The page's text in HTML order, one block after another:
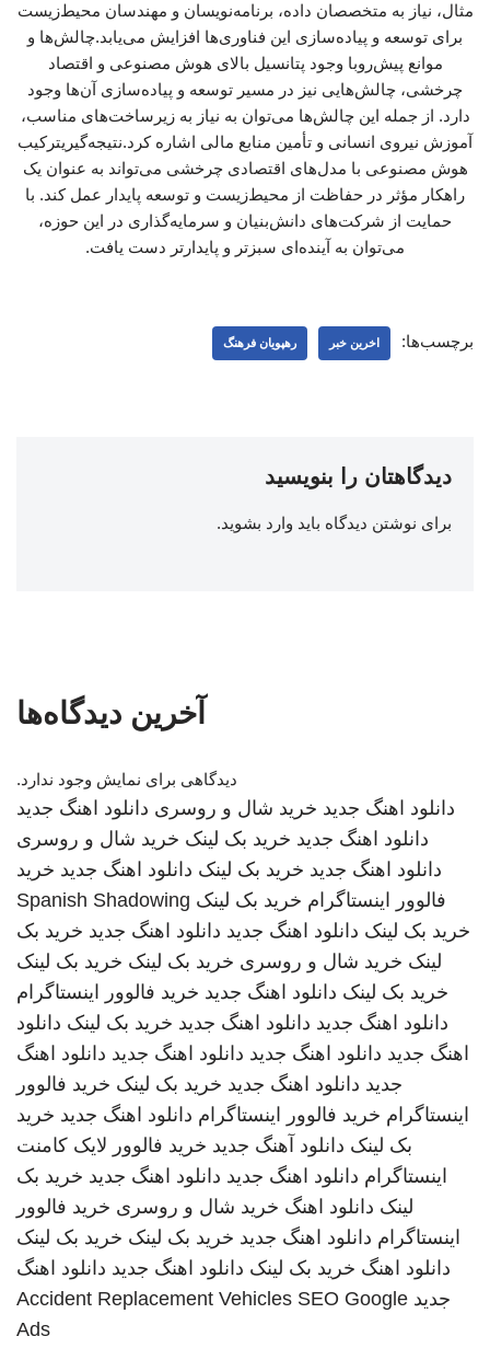
مثال، نیاز به متخصصان داده، برنامه‌نویسان و مهندسان محیط‌زیست
برای توسعه و پیاده‌سازی این فناوری‌ها افزایش می‌یابد.چالش‌ها و
موانع پیش‌روبا وجود پتانسیل بالای هوش مصنوعی و اقتصاد
چرخشی، چالش‌هایی نیز در مسیر توسعه و پیاده‌سازی آن‌ها وجود
دارد. از جمله این چالش‌ها می‌توان به نیاز به زیرساخت‌های مناسب،
آموزش نیروی انسانی و تأمین منابع مالی اشاره کرد.نتیجه‌گیریترکیب
هوش مصنوعی با مدل‌های اقتصادی چرخشی می‌تواند به عنوان یک
راهکار مؤثر در حفاظت از محیط‌زیست و توسعه پایدار عمل کند. با
حمایت از شرکت‌های دانش‌بنیان و سرمایه‌گذاری در این حوزه،
می‌توان به آینده‌ای سبزتر و پایدارتر دست یافت.
برچسب‌ها: اخرین خبر رهپویان فرهنگ
دیدگاهتان را بنویسید
برای نوشتن دیدگاه باید وارد بشوید.
آخرین دیدگاه‌ها
دیدگاهی برای نمایش وجود ندارد.
دانلود اهنگ جدید خرید شال و روسری دانلود اهنگ جدید
دانلود اهنگ جدید خرید بک لینک خرید شال و روسری
دانلود اهنگ جدید خرید بک لینک دانلود اهنگ جدید خرید
فالوور اینستاگرام خرید بک لینک Spanish Shadowing
خرید بک لینک دانلود اهنگ جدید دانلود اهنگ جدید خرید بک
لینک خرید شال و روسری خرید بک لینک خرید بک لینک
خرید بک لینک دانلود اهنگ جدید خرید فالوور اینستاگرام
دانلود اهنگ جدید دانلود اهنگ جدید خرید بک لینک دانلود
اهنگ جدید دانلود اهنگ جدید دانلود اهنگ جدید دانلود اهنگ
جدید دانلود اهنگ جدید خرید بک لینک خرید فالوور
اینستاگرام خرید فالوور اینستاگرام دانلود اهنگ جدید خرید
بک لینک دانلود آهنگ جدید خرید فالوور لایک کامنت
اینستاگرام دانلود اهنگ جدید دانلود اهنگ جدید خرید بک
لینک دانلود اهنگ خرید شال و روسری خرید فالوور
اینستاگرام دانلود اهنگ جدید خرید بک لینک خرید بک لینک
دانلود اهنگ خرید بک لینک دانلود اهنگ جدید دانلود اهنگ
جدید
Accident Replacement Vehicles SEO Google
Ads